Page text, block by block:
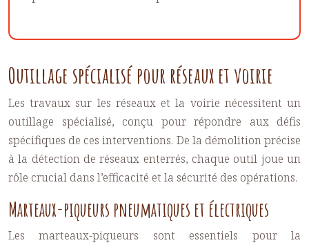
Outillage spécialisé pour réseaux et voirie
Les travaux sur les réseaux et la voirie nécessitent un
outillage spécialisé, conçu pour répondre aux défis
spécifiques de ces interventions. De la démolition précise
à la détection de réseaux enterrés, chaque outil joue un
rôle crucial dans l’efficacité et la sécurité des opérations.
Marteaux-piqueurs pneumatiques et électriques
Les marteaux-piqueurs sont essentiels pour la